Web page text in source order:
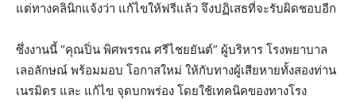
แต่ทางคลินิกแจ้งว่า แก้ไขให้ฟรีแล้ว จึงปฏิเสธที่จะรับผิดชอบอีก
ซึ่งงานนี้ “คุณปิ่น พิศพรรณ ศรีไชยยันต์” ผู้บริหาร โรงพยาบาล
เลอลักษณ์ พร้อมมอบ โอกาสใหม่ ให้กับทางผู้เสียหายทั้งสองท่าน
เนรมิตร และ แก้ไข จุดบกพร่อง โดยใช้เทคนิคของทางโรง